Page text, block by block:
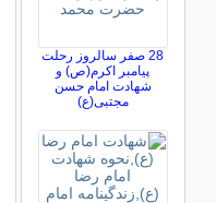
28 صفر سالروز رحلت
پیامبر اکرم(ص) و
شهادت امام حسن
مجتبی(ع)